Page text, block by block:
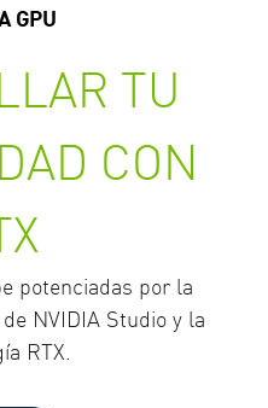
GPU
TU
CON
potenciadas por la
NVIDIA Studio y la
RTX.